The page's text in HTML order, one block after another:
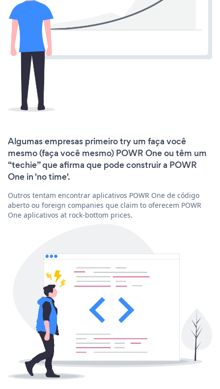
Algumas empresas primeiro try um faça você
mesmo (faça você mesmo) POWR One ou têm um
“techie” que afirma que pode construir a POWR
One in 'no time'.
Outros tentam encontrar aplicativos POWR One de código
aberto ou foreign companies que claim to oferecem POWR
One aplicativos at rock-bottom prices.